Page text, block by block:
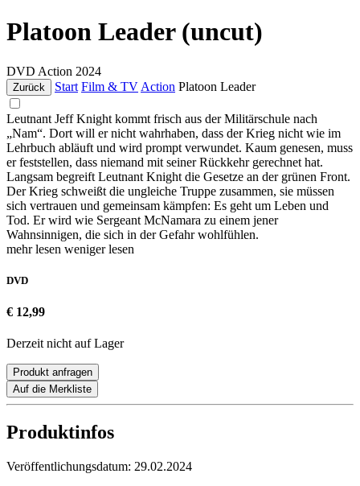
Platoon Leader (uncut)
DVD Action 2024
Zurück Start Film & TV Action Platoon Leader
Leutnant Jeff Knight kommt frisch aus der Militärschule nach
„Nam“. Dort will er nicht wahrhaben, dass der Krieg nicht wie im
Lehrbuch abläuft und wird prompt verwundet. Kaum genesen, muss
er feststellen, dass niemand mit seiner Rückkehr gerechnet hat.
Langsam begreift Leutnant Knight die Gesetze an der grünen Front.
Der Krieg schweißt die ungleiche Truppe zusammen, sie müssen
sich vertrauen und gemeinsam kämpfen: Es geht um Leben und
Tod. Er wird wie Sergeant McNamara zu einem jener
Wahnsinnigen, die sich in der Gefahr wohlfühlen.
mehr lesen weniger lesen
DVD
€ 12,99
Derzeit nicht auf Lager
Produkt anfragen
Auf die Merkliste
Produktinfos
Veröffentlichungsdatum: 29.02.2024